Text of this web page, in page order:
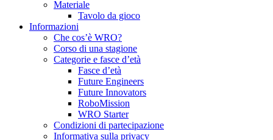
Materiale
Tavolo da gioco
Informazioni
Che cos’è WRO?
Corso di una stagione
Categorie e fasce d’età
Fasce d’età
Future Engineers
Future Innovators
RoboMission
WRO Starter
Condizioni di partecipazione
Informativa sulla privacy